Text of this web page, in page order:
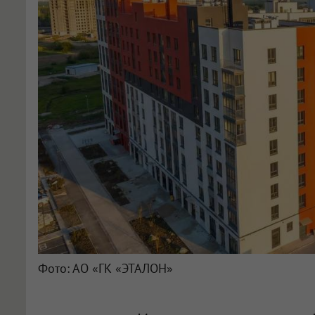
Фото: АО «ГК «ЭТАЛОН»